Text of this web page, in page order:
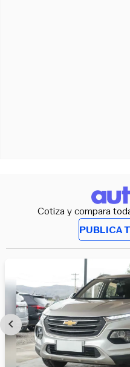
Cotiza y compara
PUBLICA